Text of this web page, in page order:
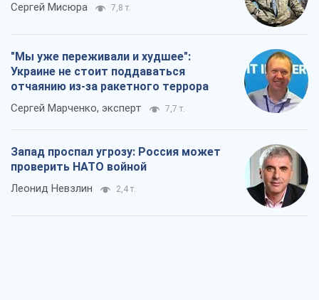
Сергей Мисюра 7,8 т.
"Мы уже переживали и худшее":
Украине не стоит поддаваться
отчаянию из-за ракетного террора
Сергей Марченко, эксперт 7,7 т.
Запад проспал угрозу: Россия может
проверить НАТО войной
Леонид Невзлин 2,4 т.